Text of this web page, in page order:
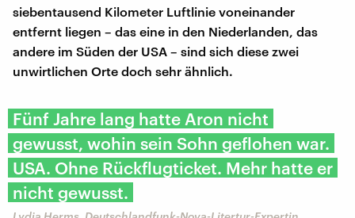
siebentausend Kilometer Luftlinie voneinander
entfernt liegen – das eine in den Niederlanden, das
andere im Süden der USA – sind sich diese zwei
unwirtlichen Orte doch sehr ähnlich.
Fünf Jahre lang hatte Aron nicht
gewusst, wohin sein Sohn geflohen war.
USA. Ohne Rückflugticket. Mehr hatte er
nicht gewusst.